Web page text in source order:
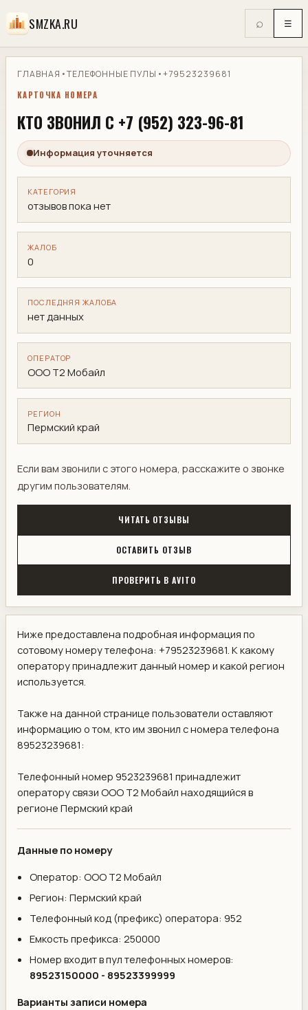
SMZKA.RU ⌕ ☰
ГЛАВНАЯ •ТЕЛЕФОННЫЕ ПУЛЫ •+79523239681
КАРТОЧКА НОМЕРА
КТО ЗВОНИЛ С +7 (952) 323-96-81
Информация уточняется
КАТЕГОРИЯ
отзывов пока нет
ЖАЛОБ
0
ПОСЛЕДНЯЯ ЖАЛОБА
нет данных
ОПЕРАТОР
ООО Т2 Мобайл
РЕГИОН
Пермский край
Если вам звонили с этого номера, расскажите о звонке
другим пользователям.
ЧИТАТЬ ОТЗЫВЫ
ОСТАВИТЬ ОТЗЫВ
ПРОВЕРИТЬ В AVITO
Ниже предоставлена подробная информация по
сотовому номеру телефона: +79523239681. К какому
оператору принадлежит данный номер и какой регион
используется.
Также на данной странице пользователи оставляют
информацию о том, кто им звонил с номера телефона
89523239681:
Телефонный номер 9523239681 принадлежит
оператору связи ООО Т2 Мобайл находящийся в
регионе Пермский край
Данные по номеру
Оператор: ООО Т2 Мобайл
Регион: Пермский край
Телефонный код (префикс) оператора: 952
Емкость префикса: 250000
Номер входит в пул телефонных номеров:
89523150000 - 89523399999
Варианты записи номера